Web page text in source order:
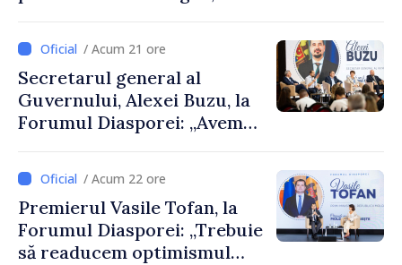
despre parcursul european
al Republicii Moldova.
/ Acum 21 ore
Secretarul general al
Guvernului, Alexei Buzu, la
Forumul Diasporei: „Avem
dumneavoastră pentru a
construi comunități mai
puternice”
/ Acum 22 ore
Premierul Vasile Tofan, la
Forumul Diasporei: „Trebuie
să readucem optimismul